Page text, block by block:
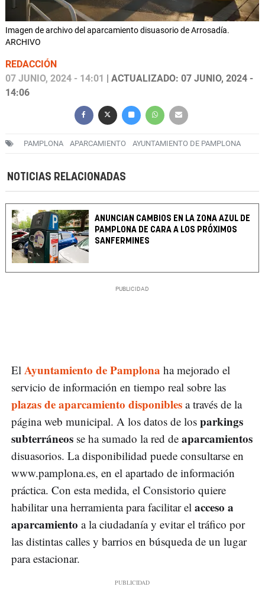
Imagen de archivo del aparcamiento disuasorio de Arrosadía.
ARCHIVO
REDACCIÓN
07 JUNIO, 2024 - 14:01
| ACTUALIZADO: 07 JUNIO, 2024 -
14:06
PAMPLONA APARCAMIENTO AYUNTAMIENTO DE PAMPLONA
NOTICIAS RELACIONADAS
ANUNCIAN CAMBIOS EN LA ZONA AZUL DE
PAMPLONA DE CARA A LOS PRÓXIMOS
SANFERMINES
El Ayuntamiento de Pamplona ha mejorado el
servicio de información en tiempo real sobre las
plazas de aparcamiento disponibles a través de la
página web municipal. A los datos de los parkings
subterráneos se ha sumado la red de aparcamientos
disuasorios. La disponibilidad puede consultarse en
www.pamplona.es, en el apartado de información
práctica. Con esta medida, el Consistorio quiere
habilitar una herramienta para facilitar el acceso a
aparcamiento a la ciudadanía y evitar el tráfico por
las distintas calles y barrios en búsqueda de un lugar
para estacionar.